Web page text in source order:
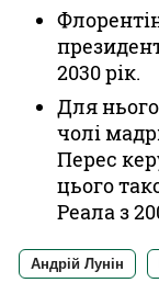
2030 рік.
Для
чолі
Перес
цього
Реала з
Андрій Лунін